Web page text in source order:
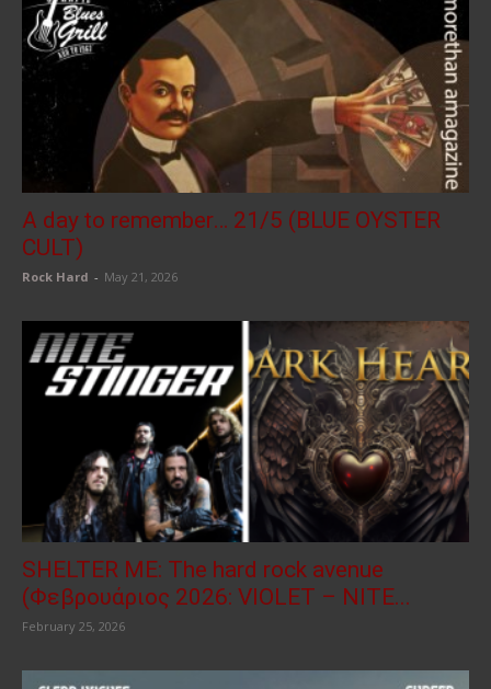
A day to remember… 21/5 (BLUE OYSTER
CULT)
Rock Hard - May 21, 2026
SHELTER ME: The hard rock avenue
(Φεβρουάριος 2026: VIOLET – NITE...
February 25, 2026